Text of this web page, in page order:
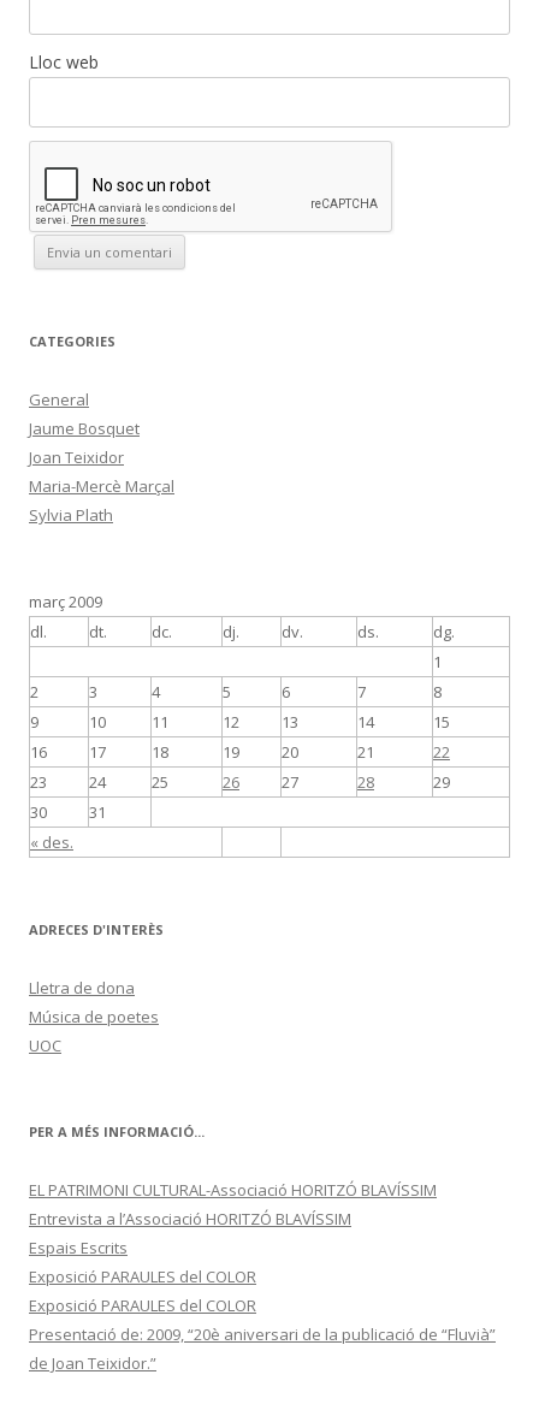
Lloc web
CATEGORIES
General
Jaume Bosquet
Joan Teixidor
Maria-Mercè Marçal
Sylvia Plath
març 2009
dl.
dt. dc. dj. dv. ds. dg.
« des.
1
2
3 4 5 6 7
8
9
10 11 12 13 14
15
16
17 18 19 20 21
22
23
24 25 26 27 28
29
30
31
ADRECES D'INTERÈS
Lletra de dona
Música de poetes
UOC
PER A MÉS INFORMACIÓ...
EL PATRIMONI CULTURAL-Associació HORITZÓ BLAVÍSSIM
Entrevista a l’Associació HORITZÓ BLAVÍSSIM
Espais Escrits
Exposició PARAULES del COLOR
Exposició PARAULES del COLOR
Presentació de: 2009, “20è aniversari de la publicació de “Fluvià”
de Joan Teixidor.”